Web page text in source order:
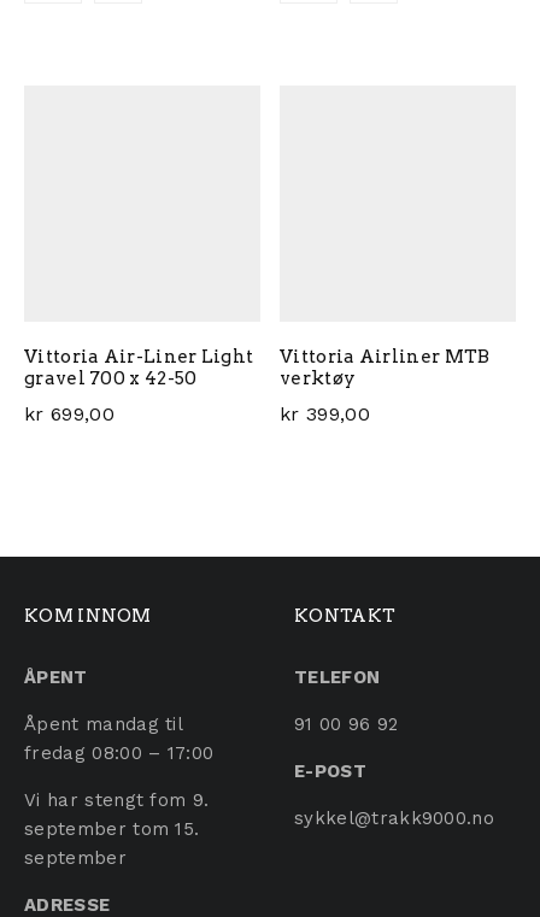
Vittoria Air-Liner Light
gravel 700 x 42-50
kr 699,00
Vittoria Airliner MTB
verktøy
kr 399,00
KOM INNOM
ÅPENT
Åpent mandag til
fredag 08:00 – 17:00
Vi har stengt fom 9.
september tom 15.
september
ADRESSE
KONTAKT
TELEFON
91 00 96 92
E-POST
sykkel@trakk9000.no